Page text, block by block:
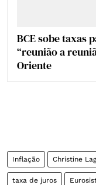
BCE sobe taxas
“reunião a
Oriente
Inflação Christine
taxa de juros